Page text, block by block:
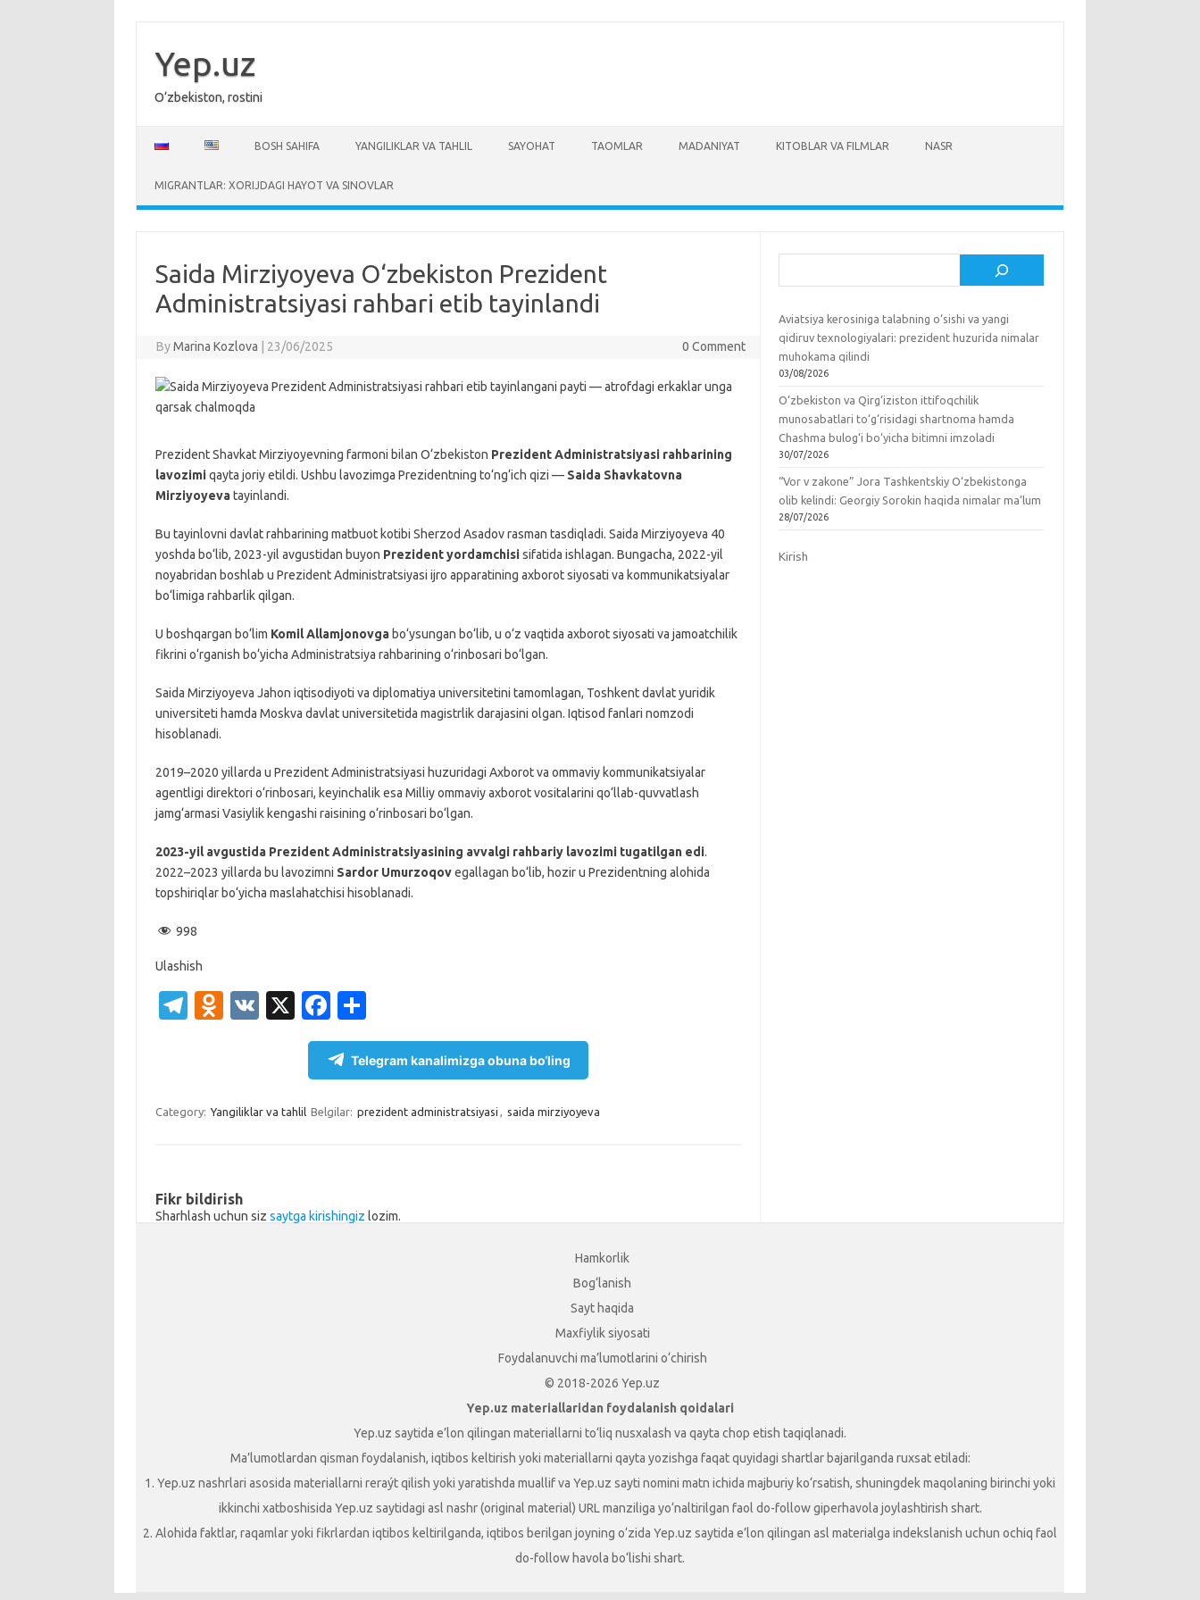
content
Yep.uz
O‘zbekiston, rostini
BOSH SAHIFA YANGILIKLAR VA TAHLIL SAYOHAT TAOMLAR MADANIYAT KITOBLAR VA FILMLAR NASR
MIGRANTLAR: XORIJDAGI HAYOT VA SINOVLAR
Saida Mirziyoyeva O‘zbekiston Prezident
Administratsiyasi rahbari etib tayinlandi
By Marina Kozlova 23/06/2025 0 Comment
Prezident Shavkat Mirziyoyevning farmoni bilan O‘zbekiston Prezident Administratsiyasi rahbarining
lavozimiqayta joriy etildi. Ushbu lavozimga Prezidentning to‘ng‘ich qizi — Saida Shavkatovna
Mirziyoyevatayinlandi.
Bu tayinlovni davlat rahbarining matbuot kotibi Sherzod Asadov rasman tasdiqladi. Saida Mirziyoyeva 40
yoshda bo‘lib, 2023-yil avgustidan buyon Prezident yordamchisisifatida ishlagan. Bungacha, 2022-yil
noyabridan boshlab u Prezident Administratsiyasi ijro apparatining axborot siyosati va kommunikatsiyalar
bo‘limiga rahbarlik qilgan.
U boshqargan bo‘lim Komil Allamjonovgabo‘ysungan bo‘lib, u o‘z vaqtida axborot siyosati va jamoatchilik
fikrini o‘rganish bo‘yicha Administratsiya rahbarining o‘rinbosari bo‘lgan.
Saida Mirziyoyeva Jahon iqtisodiyoti va diplomatiya universitetini tamomlagan, Toshkent davlat yuridik
universiteti hamda Moskva davlat universitetida magistrlik darajasini olgan. Iqtisod fanlari nomzodi
hisoblanadi.
2019–2020 yillarda u Prezident Administratsiyasi huzuridagi Axborot va ommaviy kommunikatsiyalar
agentligi direktori o‘rinbosari, keyinchalik esa Milliy ommaviy axborot vositalarini qo‘llab-quvvatlash
jamg‘armasi Vasiylik kengashi raisining o‘rinbosari bo‘lgan.
2023-yil avgustida Prezident Administratsiyasining avvalgi rahbariy lavozimi tugatilgan edi.
2022–2023 yillarda bu lavozimni Sardor Umurzoqovegallagan bo‘lib, hozir u Prezidentning alohida
topshiriqlar bo‘yicha maslahatchisi hisoblanadi.
998
Ulashish
T
a
O
kl
ik
V
X
Fa
c
e
o
h
ar
Telegram kanalimizga obuna bo‘ling
Category: Yangiliklar va tahlil Belgilar: prezident administratsiyasi , saida mirziyoyeva
Fikr bildirish
Sharhlash uchun siz saytga kirishingiz lozim.
Aviatsiya kerosiniga talabning o‘sishi va yangi
qidiruv texnologiyalari: prezident huzurida nimalar
muhokama qilindi
03/08/2026
O‘zbekiston va Qirg‘iziston ittifoqchilik
munosabatlari to‘g‘risidagi shartnoma hamda
Chashma bulog‘i bo‘yicha bitimni imzoladi
30/07/2026
“Vor v zakone” Jora Tashkentskiy O‘zbekistonga
olib kelindi: Georgiy Sorokin haqida nimalar ma’lum
28/07/2026
Kirish
Hamkorlik
Bog‘lanish
Sayt haqida
Maxfiylik siyosati
Foydalanuvchi ma’lumotlarini o‘chirish
© 2018-2026 Yep.uz
Yep.uz materiallaridan foydalanish qoidalari
Yep.uz saytida e’lon qilingan materiallarni to‘liq nusxalash va qayta chop etish taqiqlanadi.
Ma’lumotlardan qisman foydalanish, iqtibos keltirish yoki materiallarni qayta yozishga faqat quyidagi shartlar bajarilganda ruxsat etiladi:
1. Yep.uz nashrlari asosida materiallarni reraýt qilish yoki yaratishda muallif va Yep.uz sayti nomini matn ichida majburiy ko‘rsatish, shuningdek maqolaning birinchi yoki
ikkinchi xatboshisida Yep.uz saytidagi asl nashr (original material) URL manziliga yo‘naltirilgan faol do-follow giperhavola joylashtirish shart.
2. Alohida faktlar, raqamlar yoki fikrlardan iqtibos keltirilganda, iqtibos berilgan joyning o‘zida Yep.uz saytida e’lon qilingan asl materialga indekslanish uchun ochiq faol
do-follow havola bo‘lishi shart.